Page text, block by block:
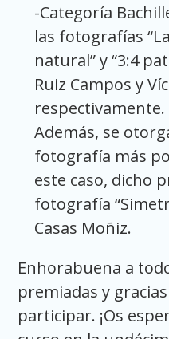
-Categoría
las fotografías
natural” y “3:4
Ruiz Campos y
respectivamente.
Además, se
fotografía más
este caso, dicho
fotografía
Casas Moñiz.
Enhorabuena a
premiadas y
participar. ¡Os